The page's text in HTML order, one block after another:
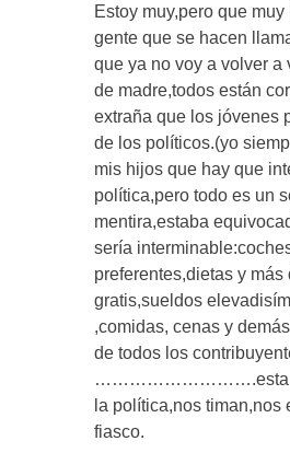
Estoy muy,pero que
gente que se hacen
que ya no voy a volver a
de madre,todos están
extraña que los jóvenes
de los políticos.(yo
mis hijos que hay que
política,pero todo es un
mentira,estaba
sería
preferentes,dietas y
gratis,sueldos
,comidas, cenas y
de todos los
……………………….esta
la política,nos timan,nos
fiasco.